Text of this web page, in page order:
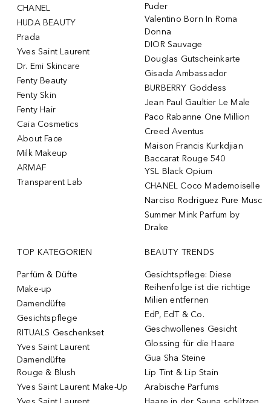
CHANEL
HUDA BEAUTY
Prada
Yves Saint Laurent
Dr. Emi Skincare
Fenty Beauty
Fenty Skin
Fenty Hair
Caia Cosmetics
About Face
Milk Makeup
ARMAF
Transparent Lab
Puder
Valentino Born In Roma
Donna
DIOR Sauvage
Douglas Gutscheinkarte
Gisada Ambassador
BURBERRY Goddess
Jean Paul Gaultier Le Male
Paco Rabanne One Million
Creed Aventus
Maison Francis Kurkdjian
Baccarat Rouge 540
YSL Black Opium
CHANEL Coco Mademoiselle
Narciso Rodriguez Pure Musc
Summer Mink Parfum by
Drake
TOP KATEGORIEN
Parfüm & Düfte
Make-up
Damendüfte
Gesichtspflege
RITUALS Geschenkset
Yves Saint Laurent
Damendüfte
Rouge & Blush
Yves Saint Laurent Make-Up
BEAUTY TRENDS
Gesichtspflege: Diese
Reihenfolge ist die richtige
Milien entfernen
EdP, EdT & Co.
Geschwollenes Gesicht
Glossing für die Haare
Gua Sha Steine
Lip Tint & Lip Stain
Arabische Parfums